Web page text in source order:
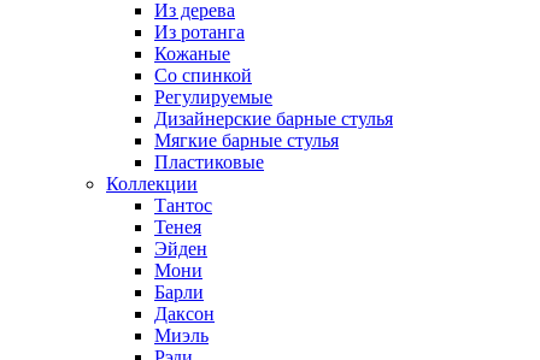
Из дерева
Из ротанга
Кожаные
Со спинкой
Регулируемые
Дизайнерские барные стулья
Мягкие барные стулья
Пластиковые
Коллекции
Тантос
Тенея
Эйден
Мони
Барли
Даксон
Миэль